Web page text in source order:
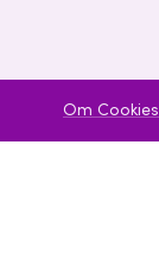
Om Cookies